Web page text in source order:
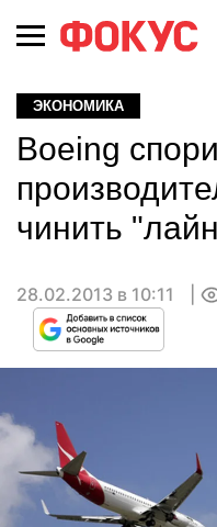
ЭКОНОМИКА
Boeing
чинить
28.02.2013 в 10:11